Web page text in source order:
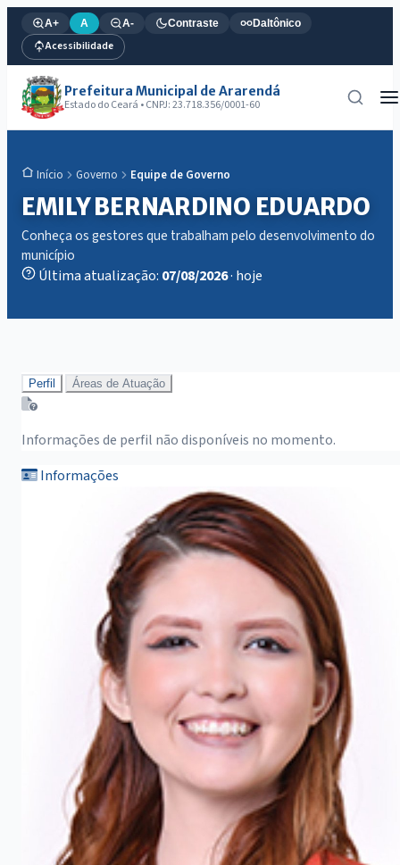
A+ A A- Contraste Daltônico
Acessibilidade
Prefeitura Municipal de Ararendá
Estado do Ceará • CNPJ: 23.718.356/0001-60
Início Governo Equipe de Governo
EMILY BERNARDINO EDUARDO
Conheça os gestores que trabalham pelo desenvolvimento do
município
Última atualização: 07/08/2026· hoje
Perfil Áreas de Atuação
Informações de perfil não disponíveis no momento.
Informações